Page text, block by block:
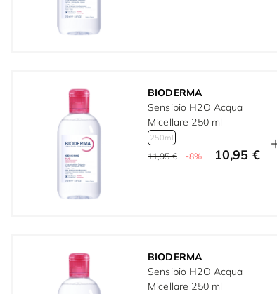
BIODERMA
Sensibio H2O Acqua
Micellare 250 ml
250ml
11,95 € -8% 10,95 €
BIODERMA
Sensibio H2O Acqua
Micellare 250 ml